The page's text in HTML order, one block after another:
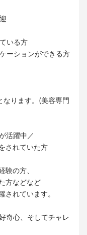
いる方
ーションができる方
なります。(美容専門
活躍中／
されていた方
の方、
方などなど
れています。
奇心、そしてチャレ